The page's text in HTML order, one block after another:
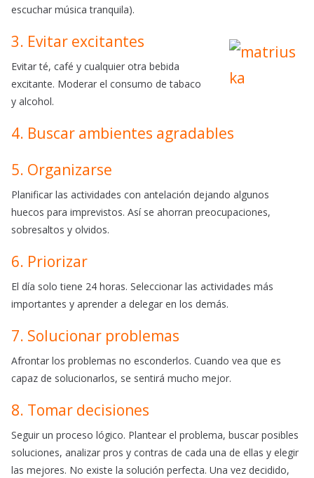
escuchar música tranquila).
3. Evitar excitantes
Evitar té, café y cualquier otra bebida
excitante. Moderar el consumo de tabaco
y alcohol.
4. Buscar ambientes agradables
5. Organizarse
Planificar las actividades con antelación dejando algunos
huecos para imprevistos. Así se ahorran preocupaciones,
sobresaltos y olvidos.
6. Priorizar
El día solo tiene 24 horas. Seleccionar las actividades más
importantes y aprender a delegar en los demás.
7. Solucionar problemas
Afrontar los problemas no esconderlos. Cuando vea que es
capaz de solucionarlos, se sentirá mucho mejor.
8. Tomar decisiones
Seguir un proceso lógico. Plantear el problema, buscar posibles
soluciones, analizar pros y contras de cada una de ellas y elegir
las mejores. No existe la solución perfecta. Una vez decidido,